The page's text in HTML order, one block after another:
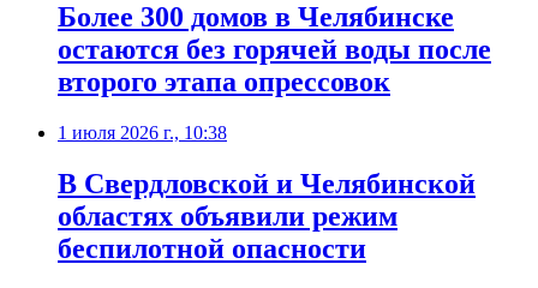
Более 300 домов в Челябинске
остаются без горячей воды после
второго этапа опрессовок
1 июля 2026 г., 10:38
В Свердловской и Челябинской
областях объявили режим
беспилотной опасности